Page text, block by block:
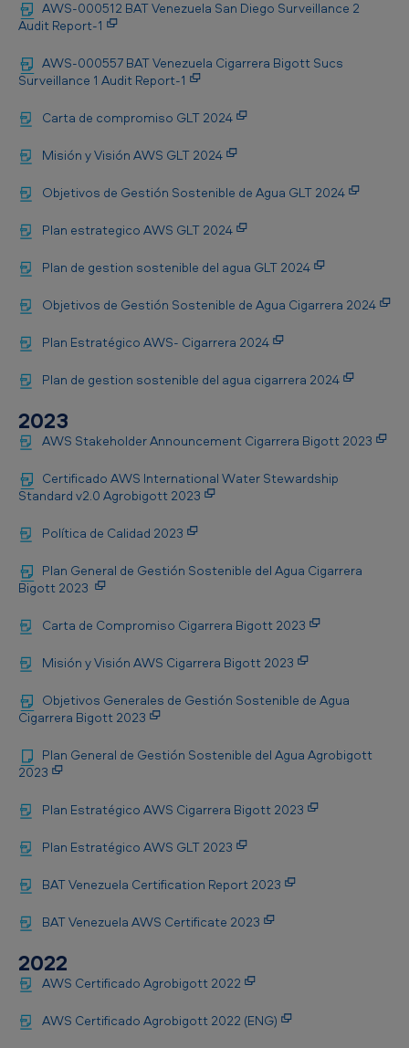
AWS-000512 BAT Venezuela San Diego Surveillance 2
Audit Report-1
AWS-000557 BAT Venezuela Cigarrera Bigott Sucs
Surveillance 1 Audit Report-1
Carta de compromiso GLT 2024
Misión y Visión AWS GLT 2024
Objetivos de Gestión Sostenible de Agua GLT 2024
Plan estrategico AWS GLT 2024
Plan de gestion sostenible del agua GLT 2024
Objetivos de Gestión Sostenible de Agua Cigarrera 2024
Plan Estratégico AWS- Cigarrera 2024
Plan de gestion sostenible del agua cigarrera 2024
2023
AWS Stakeholder Announcement Cigarrera Bigott 2023
Certificado AWS International Water Stewardship
Standard v2.0 Agrobigott 2023
Política de Calidad 2023
Plan General de Gestión Sostenible del Agua Cigarrera
Bigott 2023
Carta de Compromiso Cigarrera Bigott 2023
Misión y Visión AWS Cigarrera Bigott 2023
Objetivos Generales de Gestión Sostenible de Agua
Cigarrera Bigott 2023
Plan General de Gestión Sostenible del Agua Agrobigott
2023
Plan Estratégico AWS Cigarrera Bigott 2023
Plan Estratégico AWS GLT 2023
BAT Venezuela Certification Report 2023
BAT Venezuela AWS Certificate 2023
2022
AWS Certificado Agrobigott 2022
AWS Certificado Agrobigott 2022 (ENG)